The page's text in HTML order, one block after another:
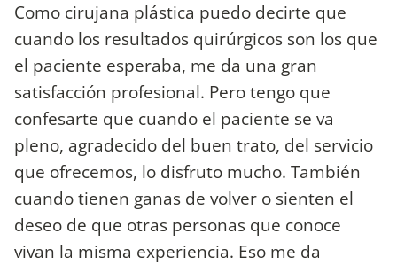
Como cirujana plástica puedo decirte que
cuando los resultados quirúrgicos son los que
el paciente esperaba, me da una gran
satisfacción profesional. Pero tengo que
confesarte que cuando el paciente se va
pleno, agradecido del buen trato, del servicio
que ofrecemos, lo disfruto mucho. También
cuando tienen ganas de volver o sienten el
deseo de que otras personas que conoce
vivan la misma experiencia. Eso me da